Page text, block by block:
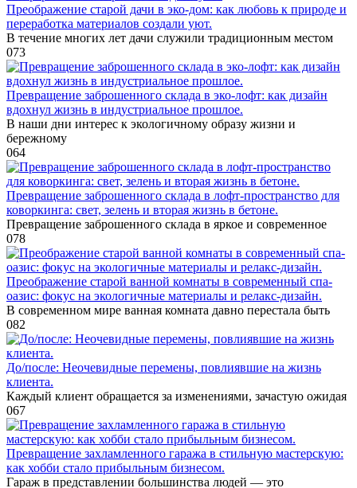
Преображение старой дачи в эко-дом: как любовь к природе и
переработка материалов создали уют.
В течение многих лет дачи служили традиционным местом
073
Превращение заброшенного склада в эко-лофт: как дизайн
вдохнул жизнь в индустриальное прошлое.
В наши дни интерес к экологичному образу жизни и
бережному
064
Превращение заброшенного склада в лофт-пространство для
коворкинга: свет, зелень и вторая жизнь в бетоне.
Превращение заброшенного склада в яркое и современное
078
Преображение старой ванной комнаты в современный спа-
оазис: фокус на экологичные материалы и релакс-дизайн.
В современном мире ванная комната давно перестала быть
082
До/после: Неочевидные перемены, повлиявшие на жизнь
клиента.
Каждый клиент обращается за изменениями, зачастую ожидая
067
Превращение захламленного гаража в стильную мастерскую:
как хобби стало прибыльным бизнесом.
Гараж в представлении большинства людей — это